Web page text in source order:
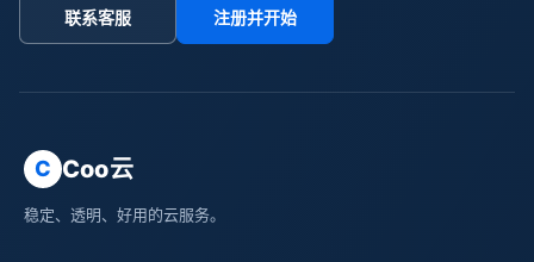
联系客服 注册并开始
C Coo云
稳定、透明、好用的云服务。